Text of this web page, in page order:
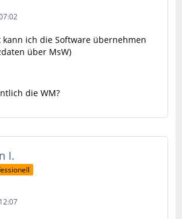
kann ich die Software übernehmen
über MsW)
die WM?
I.